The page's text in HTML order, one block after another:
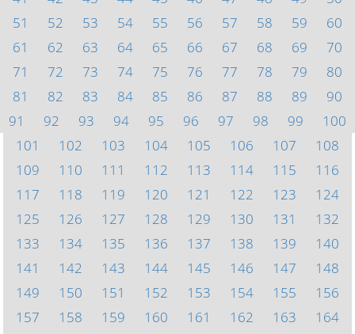
51
52 53 54 55 56 57 58 59
60
61
62 63 64 65 66 67 68 69
70
71
72 73 74 75 76 77 78 79
80
81
82 83 84 85 86 87 88 89
90
91
92 93 94 95 96 97 98 99
100
101
102 103 104 105 106 107
108
109
110 111 112 113 114 115
116
117
118 119 120 121 122 123
124
125
126 127 128 129 130 131
132
133
134 135 136 137 138 139
140
141
142 143 144 145 146 147
148
149
150 151 152 153 154 155
156
157
158 159 160 161 162 163
164